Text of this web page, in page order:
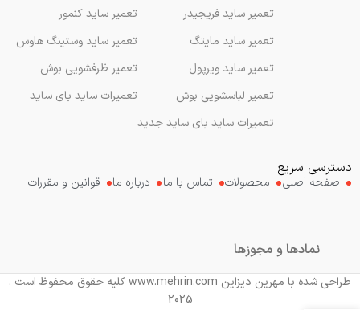
تعمیر ساید کنمور
تعمیر ساید وستینگ هاوس
تعمیر ظرفشویی بوش
تعمیرات ساید بای ساید
تعمیر ساید فریجیدر
تعمیر ساید مایتگ
تعمیر ساید ویرپول
تعمیر لباسشویی بوش
تعمیرات ساید بای ساید جدید
دسترسی سریع
صفحه اصلی محصولات تماس با ما درباره ما قوانین و مقررات
نمادها و مجوزها
طراحی شده با مهرین دیزاین www.mehrin.com کلیه حقوق محفوظ است .
2025